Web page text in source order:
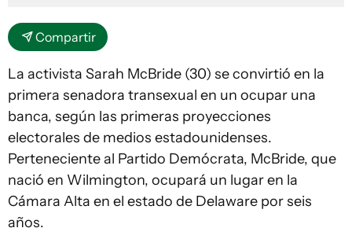
Compartir
La activista Sarah McBride (30) se convirtió en la
primera senadora transexual en un ocupar una
banca, según las primeras proyecciones
electorales de medios estadounidenses.
Perteneciente al Partido Demócrata, McBride, que
nació en Wilmington, ocupará un lugar en la
Cámara Alta en el estado de Delaware por seis
años.